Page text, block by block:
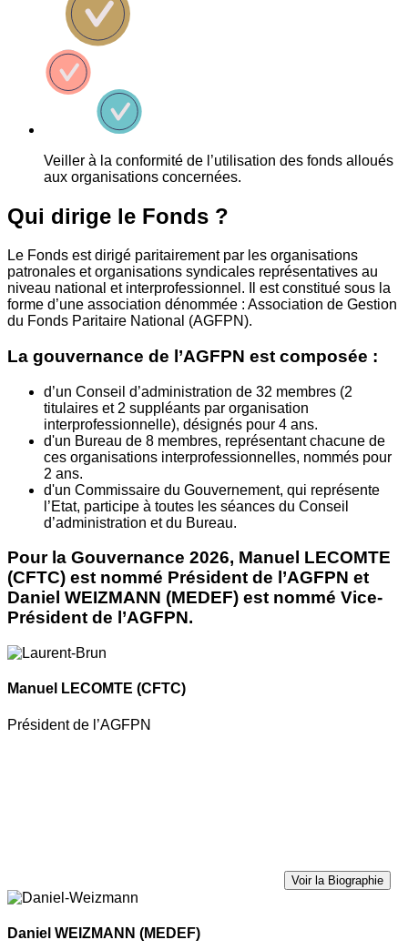
Veiller à la conformité de l’utilisation des fonds alloués
aux organisations concernées.
Qui dirige le Fonds ?
Le Fonds est dirigé paritairement par les organisations
patronales et organisations syndicales représentatives au
niveau national et interprofessionnel. Il est constitué sous la
forme d’une association dénommée : Association de Gestion
du Fonds Paritaire National (AGFPN).
La gouvernance de l’AGFPN est composée :
d’un Conseil d’administration de 32 membres (2
titulaires et 2 suppléants par organisation
interprofessionnelle), désignés pour 4 ans.
d'un Bureau de 8 membres, représentant chacune de
ces organisations interprofessionnelles, nommés pour
2 ans.
d'un Commissaire du Gouvernement, qui représente
l’Etat, participe à toutes les séances du Conseil
d’administration et du Bureau.
Pour la Gouvernance 2026, Manuel LECOMTE
(CFTC) est nommé Président de l’AGFPN et
Daniel WEIZMANN (MEDEF) est nommé Vice-
Président de l’AGFPN.
Manuel LECOMTE (CFTC)
Président de l’AGFPN
Voir la Biographie
Daniel WEIZMANN (MEDEF)